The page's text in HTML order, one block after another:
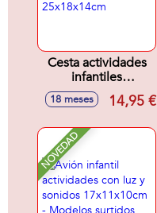
Cesta actividades
infantiles
25x18x14cm
18 meses 14,95 €
NOVEDAD